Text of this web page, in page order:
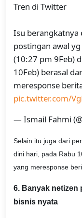
Tren di Twitter
Isu berangkatnya
postingan awal
(10:27 pm 9Feb)
10Feb) berasal
meresponse
pic.twitter.com/
— Ismail Fahmi
Selain itu juga dari
dini hari, pada Rabu
yang meresponse
6. Banyak netizen
bisnis nyata